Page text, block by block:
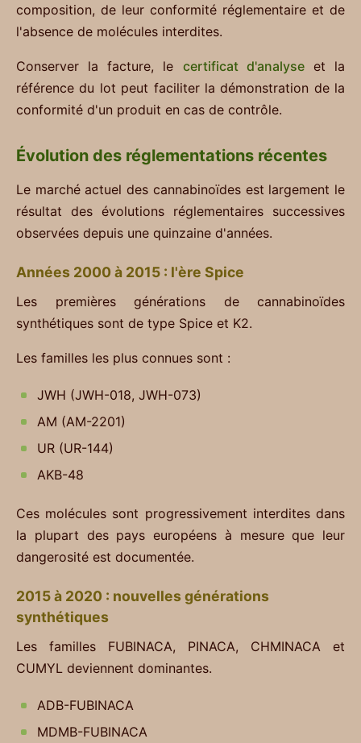
composition, de leur conformité réglementaire et de
l'absence de molécules interdites.
Conserver la facture, le certificat d'analyseet la
référence du lot peut faciliter la démonstration de la
conformité d'un produit en cas de contrôle.
Évolution des réglementations récentes
Le marché actuel des cannabinoïdes est largement le
résultat des évolutions réglementaires successives
observées depuis une quinzaine d'années.
Années 2000 à 2015 : l'ère Spice
Les premières générations de cannabinoïdes
synthétiques sont de type Spice et K2.
Les familles les plus connues sont :
JWH (JWH-018, JWH-073)
AM (AM-2201)
UR (UR-144)
AKB-48
Ces molécules sont progressivement interdites dans
la plupart des pays européens à mesure que leur
dangerosité est documentée.
2015 à 2020 : nouvelles générations
synthétiques
Les familles FUBINACA, PINACA, CHMINACA et
CUMYL deviennent dominantes.
ADB-FUBINACA
MDMB-FUBINACA